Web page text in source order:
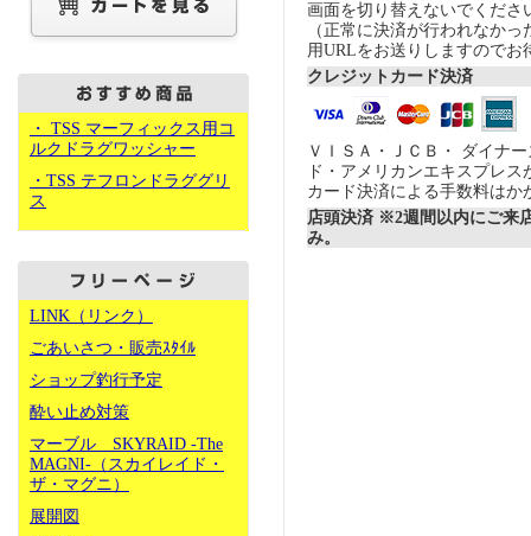
・ TSS マーフィックス用コ
ルクドラグワッシャー
・TSS テフロンドラググリ
ス
LINK（リンク）
ごあいさつ・販売ｽﾀｲﾙ
ショップ釣行予定
酔い止め対策
マーブル SKYRAID -The
MAGNI-（スカイレイド・
ザ・マグニ）
展開図
画面を切り替えないでくださ
（正常に決済が行われなか
用URLをお送りしますのでお
クレジットカード決済
ＶＩＳＡ・ＪＣＢ・ ダイナ
ド・アメリカンエキスプレ
カード決済による手数料はか
店頭決済 ※2週間以内にご来
み。